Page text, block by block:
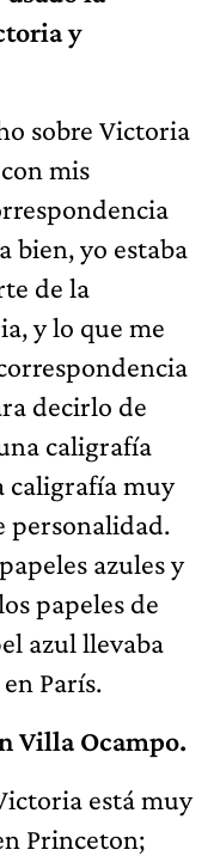
y
sobre Victoria
mis
bien, yo estaba
de la
y lo que me
decirlo de
caligrafía
caligrafía muy
personalidad.
azules y
papeles de
azul llevaba
París.
Villa Ocampo.
está muy
Princeton;